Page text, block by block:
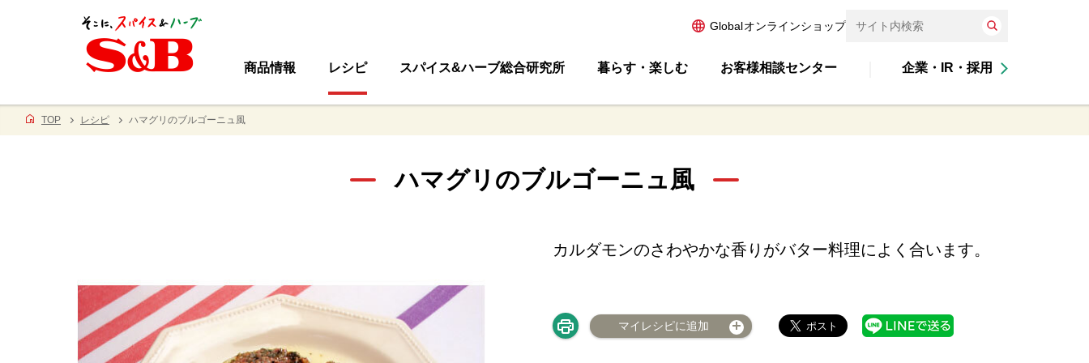
Globalオンラインショップ
商品情報 レシピ スパイス&ハーブ総合研究所 暮らす・楽しむ お客様相談センター 企業・IR・採用
TOP レシピ ハマグリのブルゴーニュ風
ハマグリのブルゴーニュ風
カルダモンのさわやかな香りがバター料理によく合います。
マイレシピに追加